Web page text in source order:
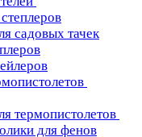
садовых тачек
термопистолетов
для фенов